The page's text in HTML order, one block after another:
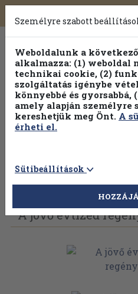
Toggle
navigation
Vissza az előző oldalra
A jövő évtized
Személyre szabott
Weboldalunk a
alkalmazza: (1) weboldal
technikai cookie, (2)
szolgáltatás igénybe
könnyebbé és
amely alapján személyre
kereshetjük meg Önt. A
érheti el.
Sütibeállítások